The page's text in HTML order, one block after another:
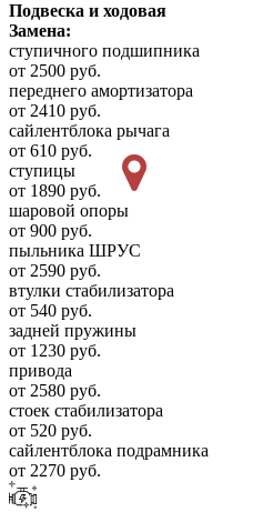
Подвеска и ходовая
Замена:
ступичного подшипника
от 2500 руб.
переднего амортизатора
от 2410 руб.
сайлентблока рычага
от 610 руб.
ступицы
от 1890 руб.
шаровой опоры
от 900 руб.
пыльника ШРУС
от 2590 руб.
втулки стабилизатора
от 540 руб.
задней пружины
от 1230 руб.
привода
от 2580 руб.
стоек стабилизатора
от 520 руб.
сайлентблока подрамника
от 2270 руб.